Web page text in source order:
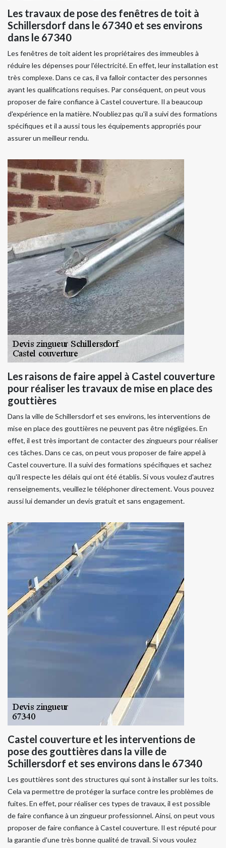
Les travaux de pose des fenêtres de toit à
Schillersdorf dans le 67340 et ses environs
dans le 67340
Les fenêtres de toit aident les propriétaires des immeubles à
réduire les dépenses pour l'électricité. En effet, leur installation est
très complexe. Dans ce cas, il va falloir contacter des personnes
ayant les qualifications requises. Par conséquent, on peut vous
proposer de faire confiance à Castel couverture. Il a beaucoup
d'expérience en la matière. N'oubliez pas qu'il a suivi des formations
spécifiques et il a aussi tous les équipements appropriés pour
assurer un meilleur rendu.
Les raisons de faire appel à Castel couverture
pour réaliser les travaux de mise en place des
gouttières
Dans la ville de Schillersdorf et ses environs, les interventions de
mise en place des gouttières ne peuvent pas être négligées. En
effet, il est très important de contacter des zingueurs pour réaliser
ces tâches. Dans ce cas, on peut vous proposer de faire appel à
Castel couverture. Il a suivi des formations spécifiques et sachez
qu'il respecte les délais qui ont été établis. Si vous voulez d'autres
renseignements, veuillez le téléphoner directement. Vous pouvez
aussi lui demander un devis gratuit et sans engagement.
Castel couverture et les interventions de
pose des gouttières dans la ville de
Schillersdorf et ses environs dans le 67340
Les gouttières sont des structures qui sont à installer sur les toits.
Cela va permettre de protéger la surface contre les problèmes de
fuites. En effet, pour réaliser ces types de travaux, il est possible
de faire confiance à un zingueur professionnel. Ainsi, on peut vous
proposer de faire confiance à Castel couverture. Il est réputé pour
la garantie d'une très bonne qualité de travail. Si vous voulez